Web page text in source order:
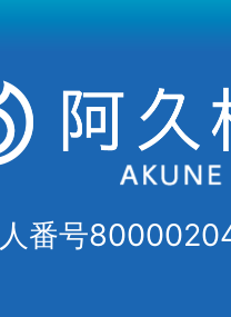
番号